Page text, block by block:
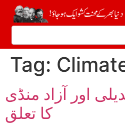
Tag:
اور آزاد منڈی
کا تعلق